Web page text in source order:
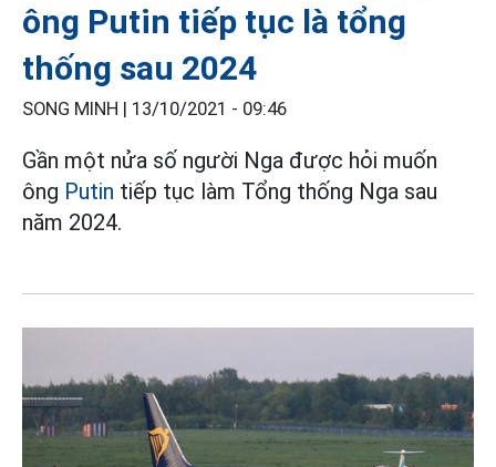
ông Putin tiếp tục là tổng
thống sau 2024
SONG MINH | 13/10/2021 - 09:46
Gần một nửa số người Nga được hỏi muốn
ông Putin tiếp tục làm Tổng thống Nga sau
năm 2024.